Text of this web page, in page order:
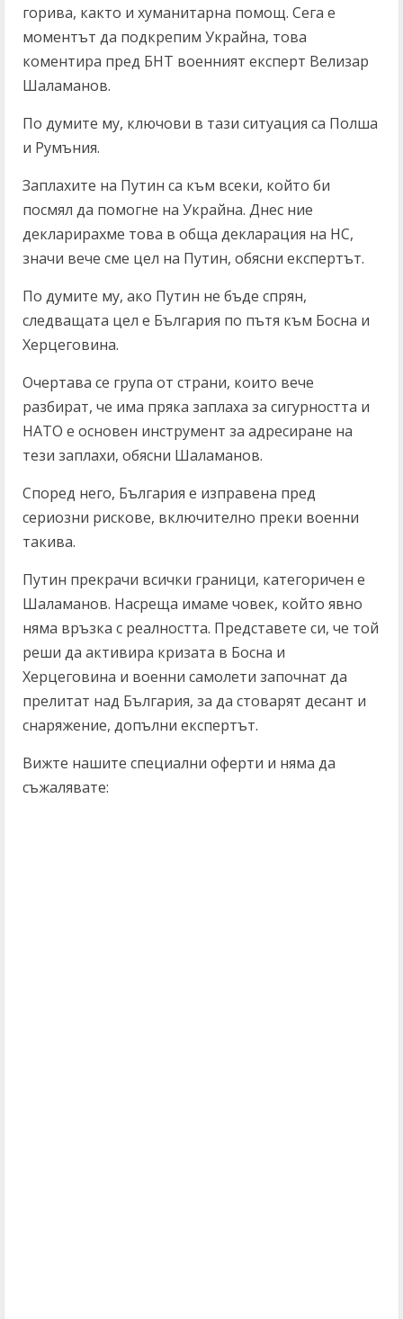
горива, както и хуманитарна помощ. Сега е
моментът да подкрепим Украйна, това
коментира пред БНТ военният експерт Велизар
Шаламанов.
По думите му, ключови в тази ситуация са Полша
и Румъния.
Заплахите на Путин са към всеки, който би
посмял да помогне на Украйна. Днес ние
декларирахме това в обща декларация на НС,
значи вече сме цел на Путин, обясни експертът.
По думите му, ако Путин не бъде спрян,
следващата цел е България по пътя към Босна и
Херцеговина.
Очертава се група от страни, които вече
разбират, че има пряка заплаха за сигурността и
НАТО е основен инструмент за адресиране на
тези заплахи, обясни Шаламанов.
Според него, България е изправена пред
сериозни рискове, включително преки военни
такива.
Путин прекрачи всички граници, категоричен е
Шаламанов. Насреща имаме човек, който явно
няма връзка с реалността. Представете си, че той
реши да активира кризата в Босна и
Херцеговина и военни самолети започнат да
прелитат над България, за да стоварят десант и
снаряжение, допълни експертът.
Вижте нашите специални оферти и няма да
съжалявате: